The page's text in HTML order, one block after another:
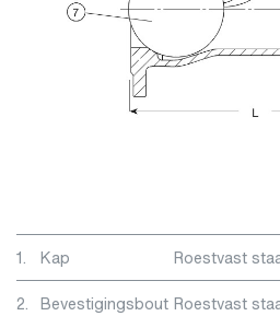
1. Kap
Roestvast
2. Bevestigingsbout Roestvast